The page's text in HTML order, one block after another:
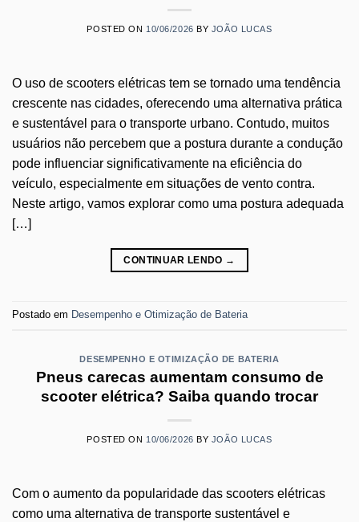
POSTED ON 10/06/2026 BY JOÃO LUCAS
O uso de scooters elétricas tem se tornado uma tendência
crescente nas cidades, oferecendo uma alternativa prática
e sustentável para o transporte urbano. Contudo, muitos
usuários não percebem que a postura durante a condução
pode influenciar significativamente na eficiência do
veículo, especialmente em situações de vento contra.
Neste artigo, vamos explorar como uma postura adequada
[…]
CONTINUAR LENDO →
Postado em Desempenho e Otimização de Bateria
DESEMPENHO E OTIMIZAÇÃO DE BATERIA
Pneus carecas aumentam consumo de
scooter elétrica? Saiba quando trocar
POSTED ON10/06/2026 BY JOÃO LUCAS
Com o aumento da popularidade das scooters elétricas
como uma alternativa de transporte sustentável e